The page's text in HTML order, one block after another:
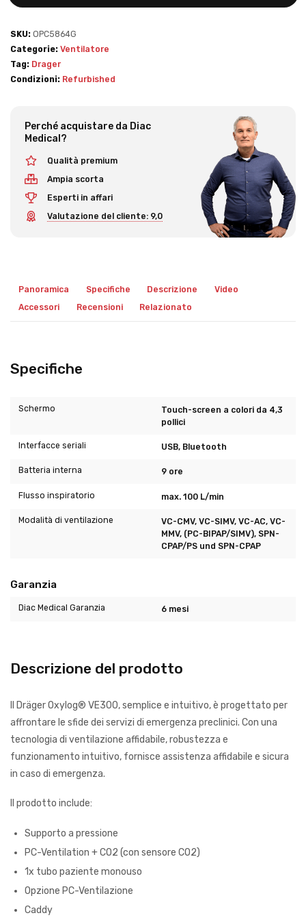
SKU: OPC5864G
Categorie: Ventilatore
Tag: Drager
Condizioni: Refurbished
Perché acquistare da Diac
Medical?
Qualità premium
Ampia scorta
Esperti in affari
Valutazione del cliente: 9,0
Panoramica Specifiche Descrizione
Video
Accessori
Recensioni Relazionato
Specifiche
Schermo
Touch-screen a colori da 4,3
pollici
Interfacce seriali USB, Bluetooth
Batteria interna 9 ore
Flusso inspiratorio max. 100 L/min
Modalità di ventilazione
VC-CMV, VC-SIMV, VC-AC, VC-
MMV, (PC-BIPAP/SIMV), SPN-
CPAP/PS und SPN-CPAP
Garanzia
Diac Medical Garanzia 6 mesi
Descrizione del prodotto
​Il Dräger Oxylog® VE300, semplice e intuitivo, è progettato per
affrontare le sfide dei servizi di emergenza preclinici. Con una
tecnologia di ventilazione affidabile, robustezza e
funzionamento intuitivo, fornisce assistenza affidabile e sicura
in caso di emergenza.
Il prodotto include:
Supporto a pressione
PC-Ventilation + CO2 (con sensore CO2)
1x tubo paziente monouso
Opzione PC-Ventilazione
Caddy